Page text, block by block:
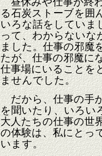
る石炭ストーブを囲
いろな話をしていま
って、わからないな
ました。仕事の邪魔
たが、仕事の邪魔に
仕事場にいることを
ませんでした。
だから、仕事の手
を聞いたり、いろい
大人たちの仕事の世
の体験は、私にとっ
います。